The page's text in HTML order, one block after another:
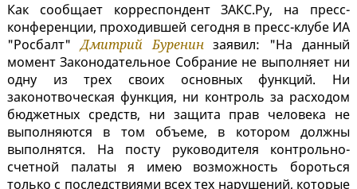
Как сообщает корреспондент ЗАКС.Ру, на пресс-
конференции, проходившей сегодня в пресс-клубе ИА
"Росбалт"Дмитрий Буренинзаявил: "На данный
момент Законодательное Собрание не выполняет ни
одну из трех своих основных функций. Ни
законотвоческая функция, ни контроль за расходом
бюджетных средств, ни защита прав человека не
выполняются в том объеме, в котором должны
выполнятся. На посту руководителя контрольно-
счетной палаты я имею возможность бороться
только с последствиями всех тех нарушений, которые